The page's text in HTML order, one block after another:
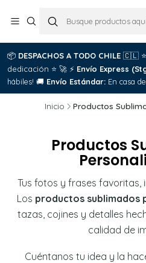
📦 DESPACHOS A TODO CHILE 🇨🇱 ⭐
dedicación ⭐ 🚀 ⚡ Envío Express
hábiles! 🚚 Envío Estándar: En casa de
Inicio Productos
Productos
Tus fotos y frases favoritas,
Los productos sublimados
tazas, cojines y detalles
calidad de
Cuéntanos tu idea y la